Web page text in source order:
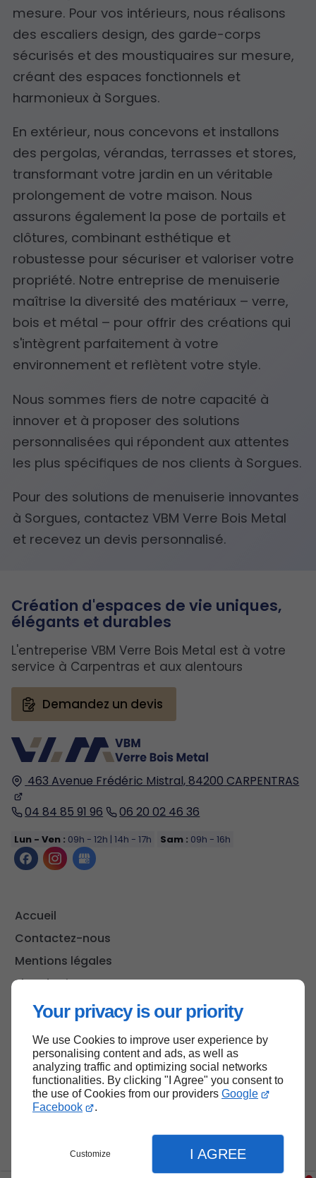
Your privacy is our priority
We use Cookies to improve user experience by
personalising content and ads, as well as
analyzing traffic and optimizing social networks
functionalities. By clicking "I Agree" you consent to
the use of Cookies from our providers Google
Facebook
.
Customize I AGREE
mesure. Pour vos intérieurs, nous réalisons
des escaliers design, des garde-corps
sécurisés et des moustiquaires sur mesure,
créant des espaces fonctionnels et
harmonieux à Sorgues.
En extérieur, nous concevons et installons
des pergolas, vérandas, terrasses et stores,
transformant votre jardin en un véritable
prolongement de votre maison. Nous
assurons également la pose de portails et
clôtures, combinant esthétique et
robustesse pour sécuriser et valoriser votre
propriété. Notre entreprise de menuiserie
maîtrise la diversité des matériaux – verre,
bois et métal – pour offrir des créations qui
s'intègrent parfaitement à votre
environnement et reflètent votre style.
Nous sommes fiers de notre capacité à
innover et à proposer des solutions
personnalisées qui répondent aux attentes
les plus spécifiques de nos clients à Sorgues.
Pour des solutions de menuiserie innovantes
à Sorgues, contactez VBM Verre Bois Metal
et recevez un devis personnalisé.
463 Avenue Frédéric Mistral,84200 CARPENTRAS
04 84 85 91 96
06 20 02 46 36
Lun - Ven : 09h - 12h | 14h - 17h Sam : 09h - 16h
Accueil
Contactez-nous
Mentions légales
Plan du site
Création d'espaces de vie uniques,
élégants et durables
L'entreperise VBM Verre Bois Metal est à votre
service à Carpentras et aux alentours
Demandez un devis
Haut de page